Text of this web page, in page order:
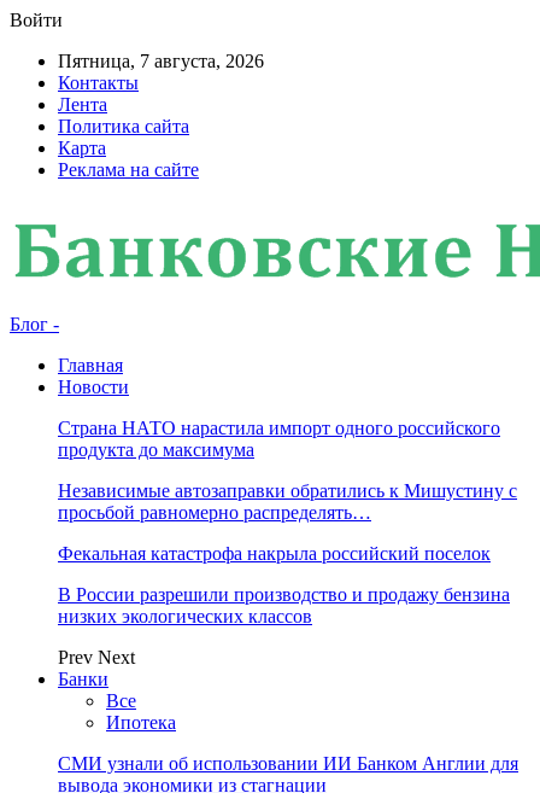
Войти
Пятница, 7 августа, 2026
Контакты
Лента
Политика сайта
Карта
Реклама на сайте
Блог -
Главная
Новости
Страна НАТО нарастила импорт одного российского
продукта до максимума
Независимые автозаправки обратились к Мишустину с
просьбой равномерно распределять…
Фекальная катастрофа накрыла российский поселок
В России разрешили производство и продажу бензина
низких экологических классов
Prev Next
Банки
Все
Ипотека
СМИ узнали об использовании ИИ Банком Англии для
вывода экономики из стагнации